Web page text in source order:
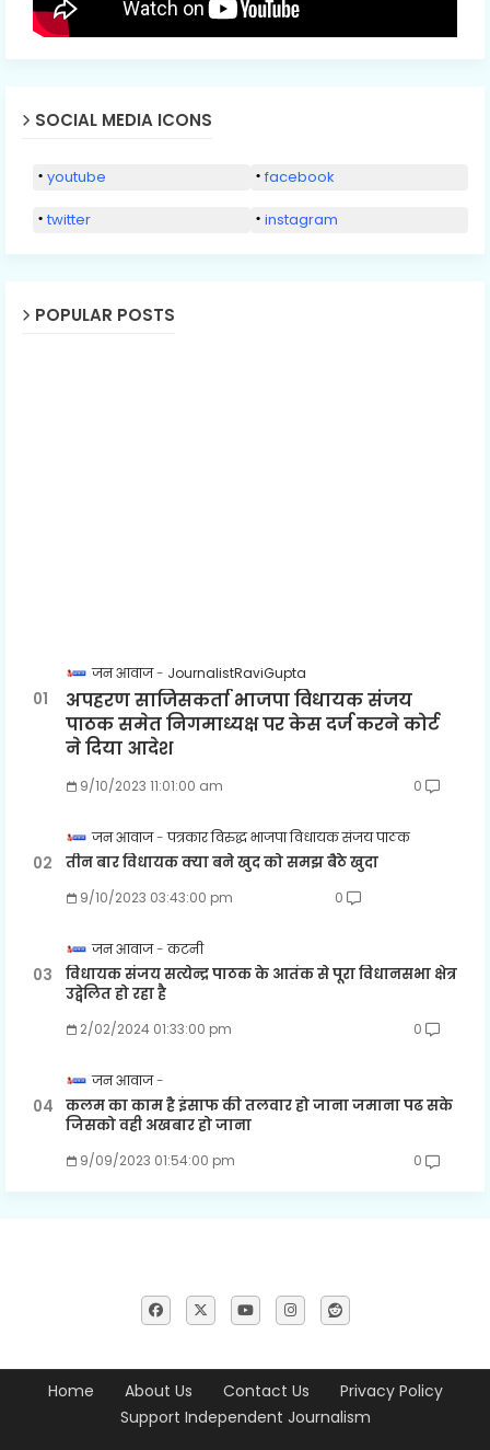
SOCIAL MEDIA ICONS
youtube facebook
twitter instagram
POPULAR POSTS
जन आवाज JournalistRaviGupta
अपहरण साजिसकर्ता भाजपा विधायक संजय
पाठक समेत निगमाध्यक्ष पर केस दर्ज करने कोर्ट
ने दिया आदेश
9/10/2023 11:01:00 am 0
जन आवाज पत्रकार विरुद्ध भाजपा विधायक संजय पाठक
तीन बार विधायक क्या बने खुद को समझ बैठे खुदा
9/10/2023 03:43:00 pm 0
जन आवाज कटनी
विधायक संजय सत्येन्द्र पाठक के आतंक से पूरा विधानसभा क्षेत्र
उद्वेलित हो रहा है
2/02/2024 01:33:00 pm 0
जन आवाज
कलम का काम है इंसाफ की तलवार हो जाना जमाना पढ सके
जिसको वही अखबार हो जाना
9/09/2023 01:54:00 pm 0
Home About Us Contact Us
Privacy Policy
Support Independent Journalism